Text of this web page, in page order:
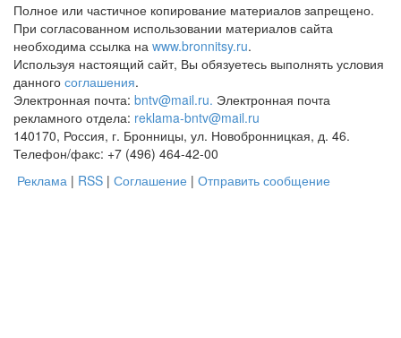
Полное или частичное копирование материалов запрещено.
При согласованном использовании материалов сайта
необходима ссылка на www.bronnitsy.ru.
Используя настоящий сайт, Вы обязуетесь выполнять условия
данного соглашения.
Электронная почта: bntv@mail.ru. Электронная почта
рекламного отдела: reklama-bntv@mail.ru
140170, Россия, г. Бронницы, ул. Новобронницкая, д. 46.
Телефон/факс: +7 (496) 464-42-00
Реклама | RSS | Соглашение | Отправить сообщение